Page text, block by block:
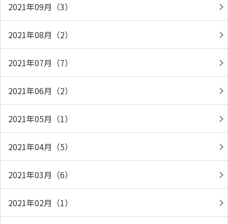
2021年09月（3）
2021年08月（2）
2021年07月（7）
2021年06月（2）
2021年05月（1）
2021年04月（5）
2021年03月（6）
2021年02月（1）